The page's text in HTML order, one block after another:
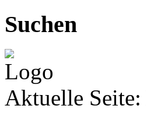
Suchen
Aktuelle Seite: